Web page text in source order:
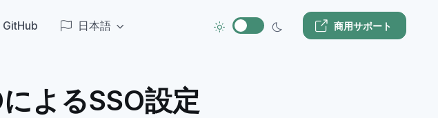
GitHub 日本語 商用サポート
よるSSO設定